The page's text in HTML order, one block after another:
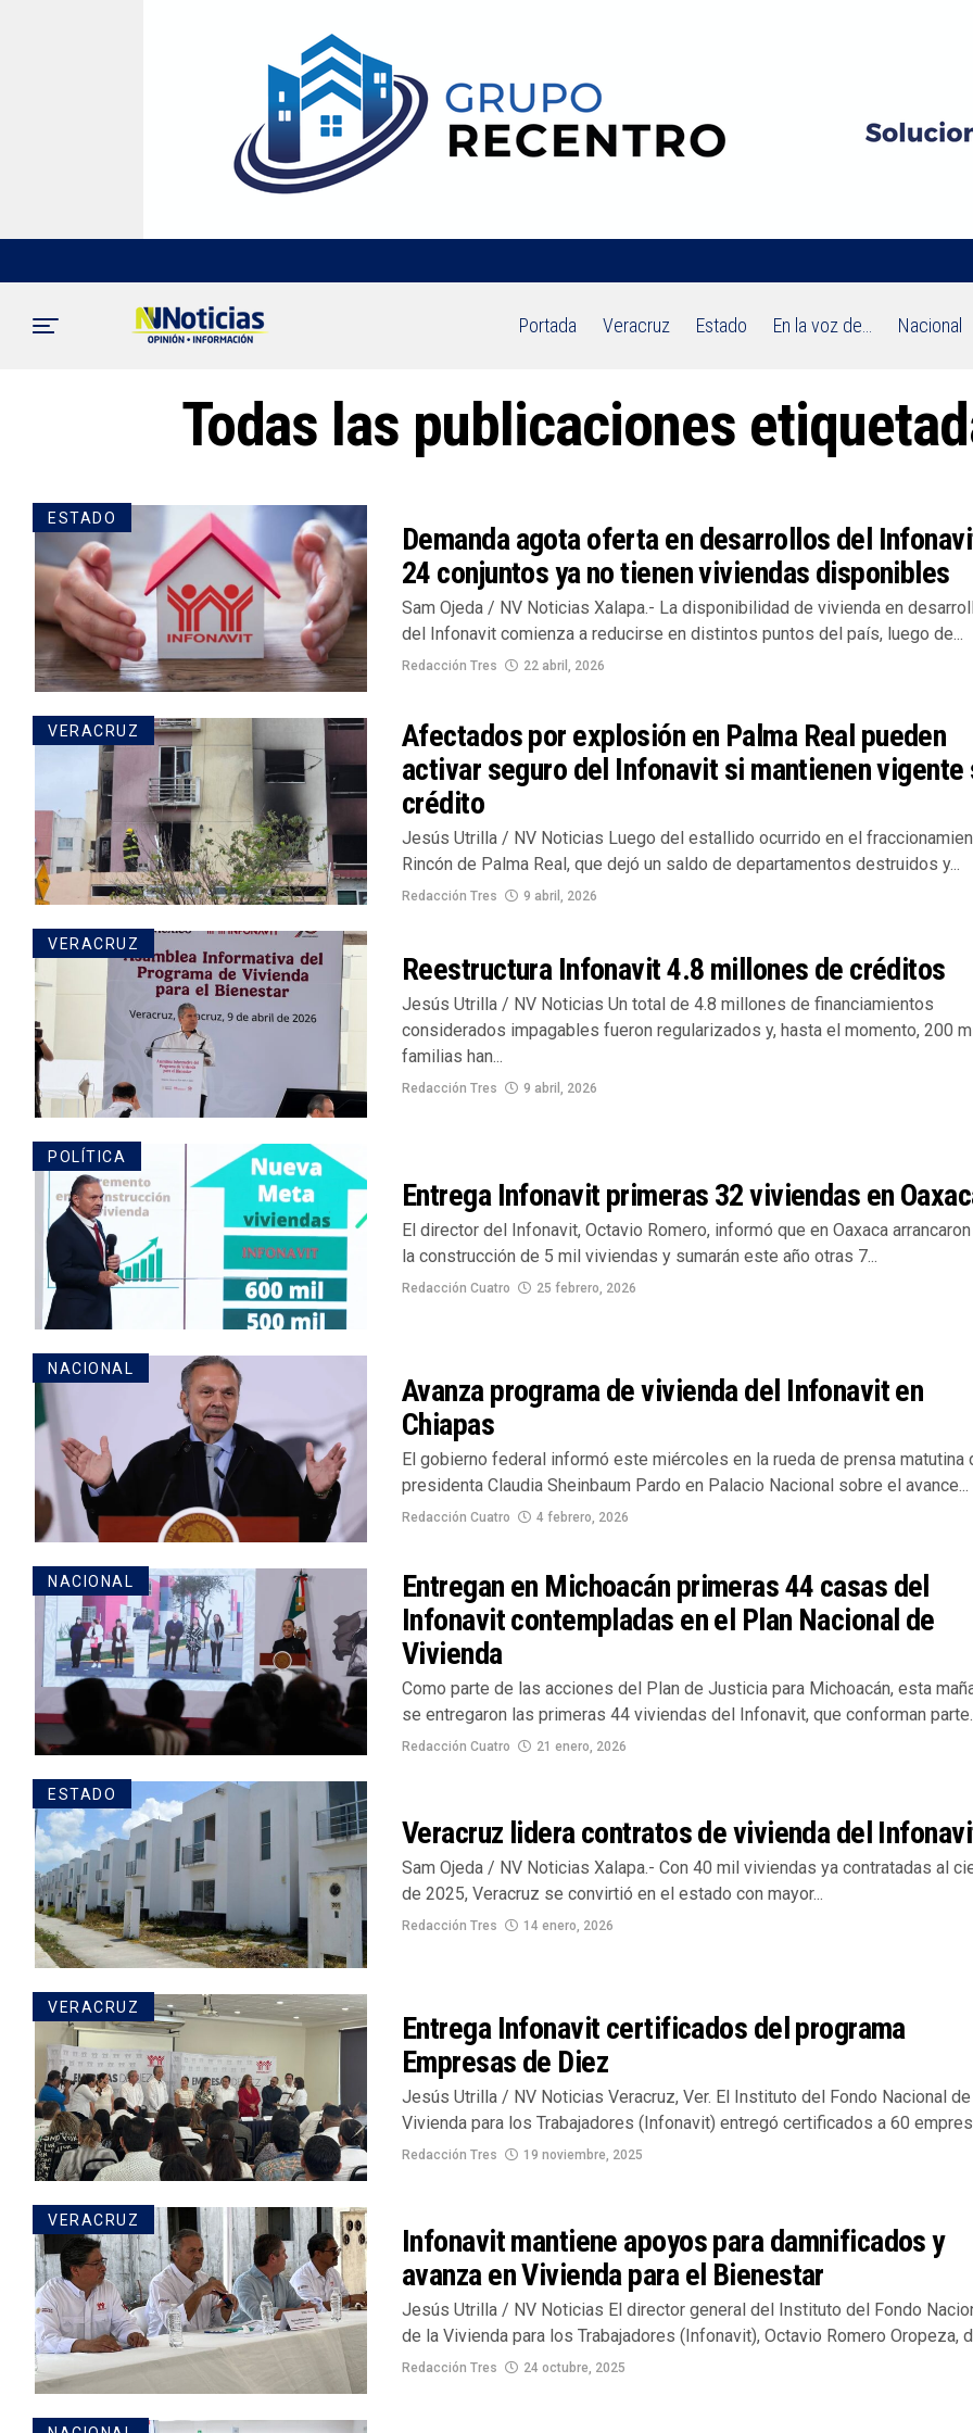
Portada Veracruz Estado En la voz de… Nacional
Todas las publicaciones
ESTADO
Demanda agota oferta en desarrollos del
24 conjuntos ya no tienen viviendas disponibles
Sam Ojeda / NV Noticias Xalapa.- La disponibilidad de vivienda en
del Infonavit comienza a reducirse en distintos puntos del país, luego de...
Redacción Tres 22 abril, 2026
VERACRUZ
Afectados por explosión en Palma Real pueden
activar seguro del Infonavit si mantienen vigente
crédito
Jesús Utrilla / NV Noticias Luego del estallido ocurrido en el
Rincón de Palma Real, que dejó un saldo de departamentos destruidos y...
Redacción Tres 9 abril, 2026
VERACRUZ
Reestructura Infonavit 4.8 millones de créditos
Jesús Utrilla / NV Noticias Un total de 4.8 millones de financiamientos
considerados impagables fueron regularizados y, hasta el momento, 200
familias han...
Redacción Tres 9 abril, 2026
POLÍTICA
Entrega Infonavit primeras 32 viviendas en
El director del Infonavit, Octavio Romero, informó que en Oaxaca
la construcción de 5 mil viviendas y sumarán este año otras 7...
Redacción Cuatro 25 febrero, 2026
NACIONAL
Avanza programa de vivienda del Infonavit en
Chiapas
El gobierno federal informó este miércoles en la rueda de prensa matutina
presidenta Claudia Sheinbaum Pardo en Palacio Nacional sobre el avance...
Redacción Cuatro 4 febrero, 2026
NACIONAL
Entregan en Michoacán primeras 44 casas del
Infonavit contempladas en el Plan Nacional de
Vivienda
Como parte de las acciones del Plan de Justicia para Michoacán, esta
se entregaron las primeras 44 viviendas del Infonavit, que conforman
Redacción Cuatro 21 enero, 2026
ESTADO
Veracruz lidera contratos de vivienda del
Sam Ojeda / NV Noticias Xalapa.- Con 40 mil viviendas ya contratadas al
de 2025, Veracruz se convirtió en el estado con mayor...
Redacción Tres 14 enero, 2026
VERACRUZ
Entrega Infonavit certificados del programa
Empresas de Diez
Jesús Utrilla / NV Noticias Veracruz, Ver. El Instituto del Fondo Nacional
Vivienda para los Trabajadores (Infonavit) entregó certificados a 60
Redacción Tres 19 noviembre, 2025
VERACRUZ
Infonavit mantiene apoyos para damnificados y
avanza en Vivienda para el Bienestar
Jesús Utrilla / NV Noticias El director general del Instituto del Fondo
de la Vivienda para los Trabajadores (Infonavit), Octavio Romero Oropeza,
Redacción Tres 24 octubre, 2025